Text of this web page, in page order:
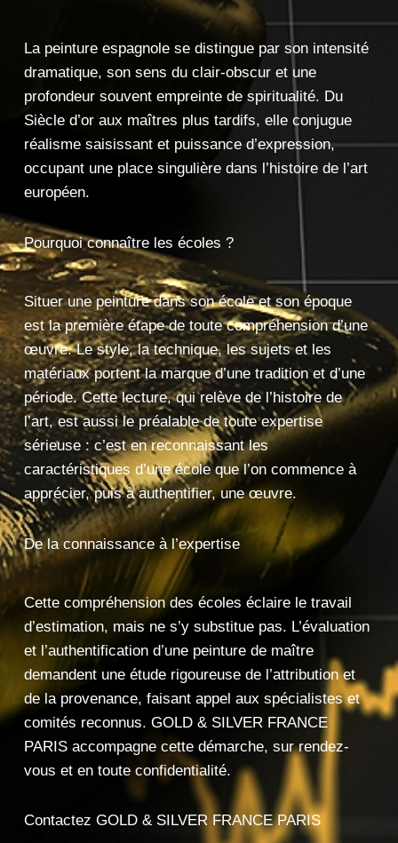
La peinture espagnole se distingue par son intensité
dramatique, son sens du clair-obscur et une
profondeur souvent empreinte de spiritualité. Du
Siècle d’or aux maîtres plus tardifs, elle conjugue
réalisme saisissant et puissance d’expression,
occupant une place singulière dans l’histoire de l’art
européen.
Pourquoi connaître les écoles ?
Situer une peinture dans son école etson époque
est la premièreétape de toutecompréhension d’une
œuvre. Le style,la technique, lessujets et les
matériauxportent la marque d’une tradition et d’une
période.Cette lecture, qui relève de l’histoire de
l’art, est aussile préalable de touteexpertise
sérieuse : c’est enreconnaissant les
caractéristiques d’une école que l’on commence à
apprécier, puis àauthentifier, une œuvre.
De la connaissance à l’expertise
Cette compréhension des écoles éclaire le travail
d’estimation, mais ne s’y substitue pas. L’évaluation
et l’authentification d’une peinture de maître
demandent une étude rigoureuse de l’attribution et
de la provenance, faisant appel aux spécialistes et
comités reconnus. GOLD & SILVER FRANCE
PARIS accompagne cette démarche, surrendez-
vous et en toute confidentialité.
Contactez GOLD & SILVER FRANCE PARIS